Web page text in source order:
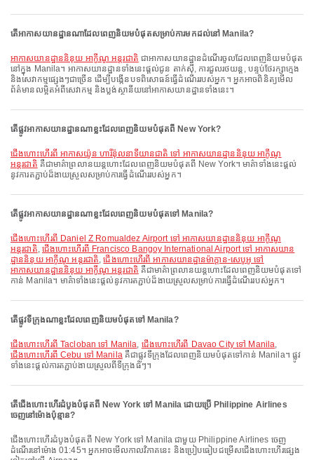
តើអាកាសយានដ្ឋានណាដែលពេញនិយមបំផុតសម្រាប់ការមកដល់នៅ Manila?
អាកាសយានដ្ឋាននិនុយ អាកូីណូ អន្តរជាតិ ជាអាកាសយានដ្ឋានដំណើរចូលដែលពេញនិយមបំផុត
នៅក្នុង Manila។ អាកាសយានដ្ឋានទាំងនេះផ្តល់ជូន តាក់ស៊ី, ការជួលរថយន្ត, បន្ទប់ថែរក្សាក្មេង
និងសេវាកម្មផ្សេងៗជាច្រើន ដើម្បីបង្កើនបទពិសោធន៍ធ្វើដំណើររបស់អ្នក។ អ្នកអាចពិនិត្យមើល
ព័ត៌មានលម្អិតអំពីសេវាកម្ម និងប្លង់ស្ថានីយនៅអាកាសយានដ្ឋានទាំងនេះ។
តើផ្លូវអាកាសយានដ្ឋានណាខ្លះដែលពេញនិយមបំផុតពី New York?
ជើងហោះហើរពី អាកាសយ៉ូន ហារីន៉ុលនាទីយានជាតិ ទៅ អាកាសយានដ្ឋាននិនុយ អាកូីណូ
អន្តរជាតិ គឺជាមាគ៌ាព្រលានយន្តហោះដែលពេញនិយមបំផុតពី New York។ មាគ៌ាទាំងនេះផ្តល់
នូវការតភ្ជាប់ដ៏ងាយស្រួលសម្រាប់ការធ្វើដំណើររបស់អ្នក។
តើផ្លូវអាកាសយានដ្ឋានណាខ្លះដែលពេញនិយមបំផុតទៅ Manila?
ជើងហោះហើរពី Daniel Z Romualdez Airport ទៅ អាកាសយានដ្ឋាននិនុយ អាកូីណូ
អន្តរជាតិ, ជើងហោះហើរពី Francisco Bangoy International Airport ទៅ អាកាសយាន
ដ្ឋាននិនុយ អាកូីណូ អន្តរជាតិ,ជើងហោះហើរពី អាកាសយានដ្ឋានម៉ាក្តាន-សេបូអូ ទៅ
អាកាសយានដ្ឋាននិនុយ អាកូីណូ អន្តរជាតិ គឺជាមាគ៌ាព្រលានយន្តហោះដែលពេញនិយមបំផុតទៅ
កាន់ Manila។ មាគ៌ាទាំងនេះផ្តល់នូវការតភ្ជាប់ដ៏ងាយស្រួលសម្រាប់ការធ្វើដំណើររបស់អ្នក។
តើផ្លូវទីក្រុងណាខ្លះដែលពេញនិយមបំផុតទៅ Manila?
ជើងហោះហើរពី Tacloban ទៅ Manila, ជើងហោះហើរពី Davao City ទៅ Manila,
ជើងហោះហើរពី Cebu ទៅ Manilaគឺជាផ្លូវទីក្រុងដែលពេញនិយមបំផុតទៅកាន់ Manila។ ផ្លូវ
ទាំងនេះផ្តល់ការតភ្ជាប់ងាយស្រួលពីទីក្រុងធំៗ។
តើជើងហោះហើរដំបូងបំផុតពី New York ទៅ Manila ដោយប្រើ Philippine Airlines
ចេញនៅម៉ោងប៉ុន្មាន?
ជើងហោះហើរដំបូងបំផុតពី New York ទៅ Manila ជាមួយ Philippine Airlines ចេញ
ដំណើរនៅម៉ោង 01:45។ អ្នកអាចមើលកាលវិភាគនេះ និងប្រៀបធៀបជម្រើសជើងហោះហើរផ្សេង